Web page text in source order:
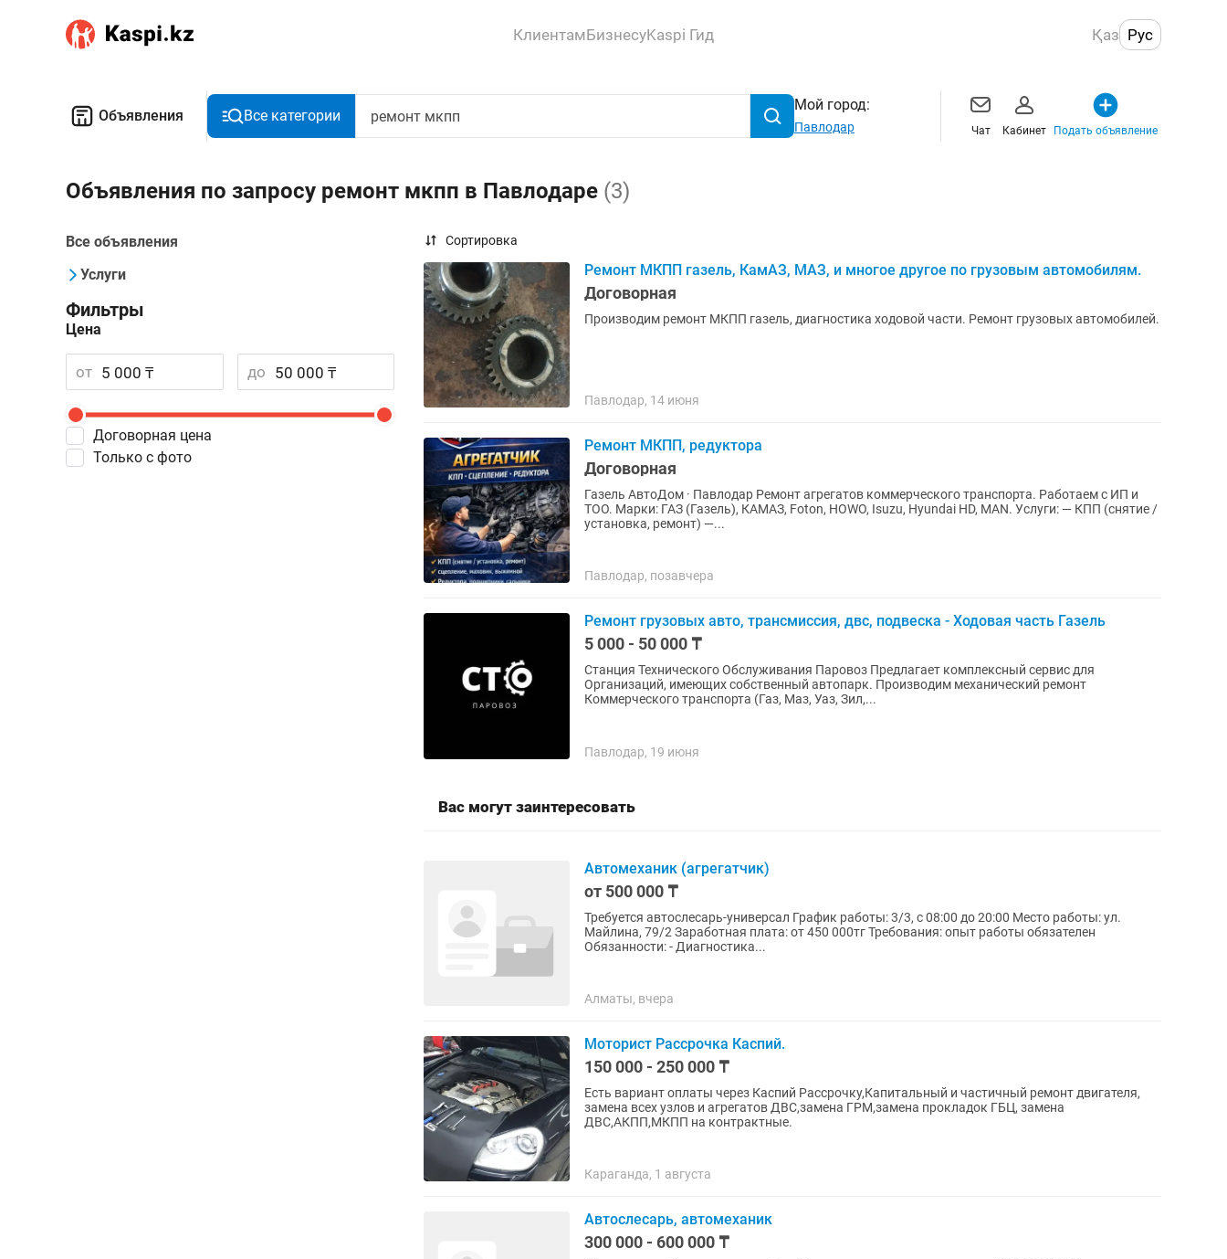
КлиентамБизнесуKaspi Гид Қаз Рус
Объявления Все категории
Мой город:
Павлодар Чат Кабинет Подать объявление
Объявления по запросу ремонт мкпп в Павлодаре (3)
Все объявления
Услуги
Фильтры
Цена
от до
Договорная цена
Только с фото
Сортировка
Ремонт МКПП газель, КамАЗ, МАЗ, и многое другое по грузовым автомобилям.
Договорная
Производим ремонт МКПП газель, диагностика ходовой части. Ремонт грузовых автомобилей.
Павлодар, 14 июня
Ремонт МКПП, редуктора
Договорная
Газель АвтоДом · Павлодар Ремонт агрегатов коммерческого транспорта. Работаем с ИП и
ТОО. Марки: ГАЗ (Газель), КАМАЗ, Foton, HOWO, Isuzu, Hyundai HD, MAN. Услуги: — КПП (снятие /
установка, ремонт) —...
Павлодар, позавчера
Ремонт грузовых авто, трансмиссия, двс, подвеска - Ходовая часть Газель
5 000 - 50 000 ₸
Станция Технического Обслуживания Паровоз Предлагает комплексный сервис для
Организаций, имеющих собственный автопарк. Производим механический ремонт
Коммерческого транспорта (Газ, Маз, Уаз, Зил,...
Павлодар, 19 июня
Вас могут заинтересовать
Автомеханик (агрегатчик)
от 500 000 ₸
Требуется автослесарь-универсал График работы: 3/3, с 08:00 до 20:00 Место работы: ул.
Майлина, 79/2 Заработная плата: от 450 000тг Требования: опыт работы обязателен
Обязанности: - Диагностика...
Алматы, вчера
Моторист Рассрочка Каспий.
150 000 - 250 000 ₸
Есть вариант оплаты через Каспий Рассрочку,Капитальный и частичный ремонт двигателя,
замена всех узлов и агрегатов ДВС,замена ГРМ,замена прокладок ГБЦ, замена
ДВС,АКПП,МКПП на контрактные.
Караганда, 1 августа
Автослесарь, автомеханик
300 000 - 600 000 ₸